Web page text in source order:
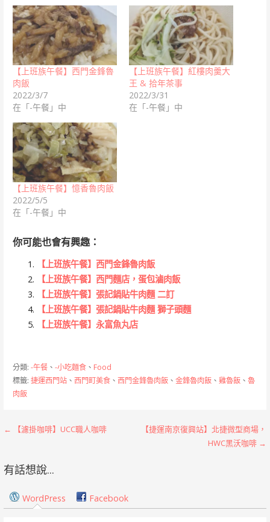
【上班族午餐】西門金鋒魯
肉飯
2022/3/7
在「-午餐」中
【上班族午餐】紅樓肉羹大
王 & 拾年茶事
2022/3/31
在「-午餐」中
【上班族午餐】憶香魯肉飯
2022/5/5
在「-午餐」中
你可能也會有興趣：
【上班族午餐】西門金鋒魯肉飯
【上班族午餐】西門麵店，蛋包滷肉飯
【上班族午餐】張記鍋貼牛肉麵 二訂
【上班族午餐】張記鍋貼牛肉麵 獅子頭麵
【上班族午餐】永富魚丸店
分類: -午餐、 -小吃麵食、 Food
標籤: 捷運西門站、 西門町美食、 西門金鋒魯肉飯、 金鋒魯肉飯、 雞魯飯、 魯
肉飯
文
導
覽
← 【濾掛咖啡】UCC職人咖啡
【捷運南京復興站】北捷微型商場，
HWC黑沃咖啡 →
有話想說...
WordPress Facebook